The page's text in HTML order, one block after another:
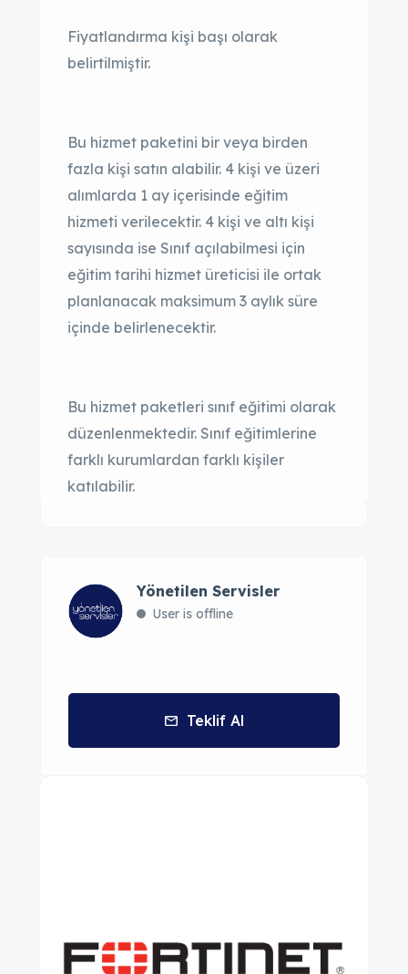
Fiyatlandırma kişi başı olarak
belirtilmiştir.
Bu hizmet paketini bir veya birden
fazla kişi satın alabilir. 4 kişi ve üzeri
alımlarda 1 ay içerisinde eğitim
hizmeti verilecektir. 4 kişi ve altı kişi
sayısında ise Sınıf açılabilmesi için
eğitim tarihi hizmet üreticisi ile ortak
planlanacak maksimum 3 aylık süre
içinde belirlenecektir.
Bu hizmet paketleri sınıf eğitimi olarak
düzenlenmektedir. Sınıf eğitimlerine
farklı kurumlardan farklı kişiler
katılabilir.
Yönetilen Servisler
User is offline
Teklif Al